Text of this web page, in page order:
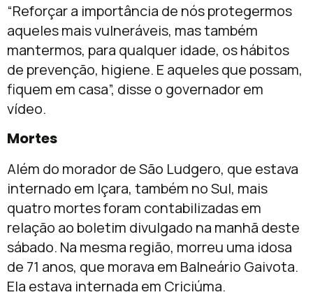
“Reforçar a importância de nós protegermos
aqueles mais vulneráveis, mas também
mantermos, para qualquer idade, os hábitos
de prevenção, higiene. E aqueles que possam,
fiquem em casa”, disse o governador em
vídeo.
Mortes
Além do morador de São Ludgero, que estava
internado em Içara, também no Sul, mais
quatro mortes foram contabilizadas em
relação ao boletim divulgado na manhã deste
sábado. Na mesma região, morreu uma idosa
de 71 anos, que morava em Balneário Gaivota.
Ela estava internada em Criciúma.